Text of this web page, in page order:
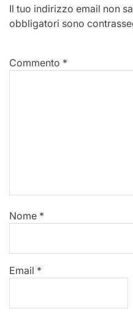
Il tuo indirizzo email non
obbligatori sono
Commento *
Nome *
Email *